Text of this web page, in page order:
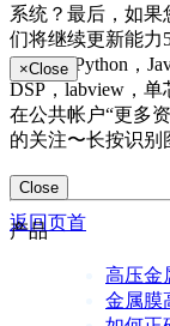
系统？最后，如
们将继续更新能力
Linux，Python，
DSP，labview，单
在公共帐户“更多
的关注〜长按识别
返回页首
×Close
Close
产品
高压金
金属膜